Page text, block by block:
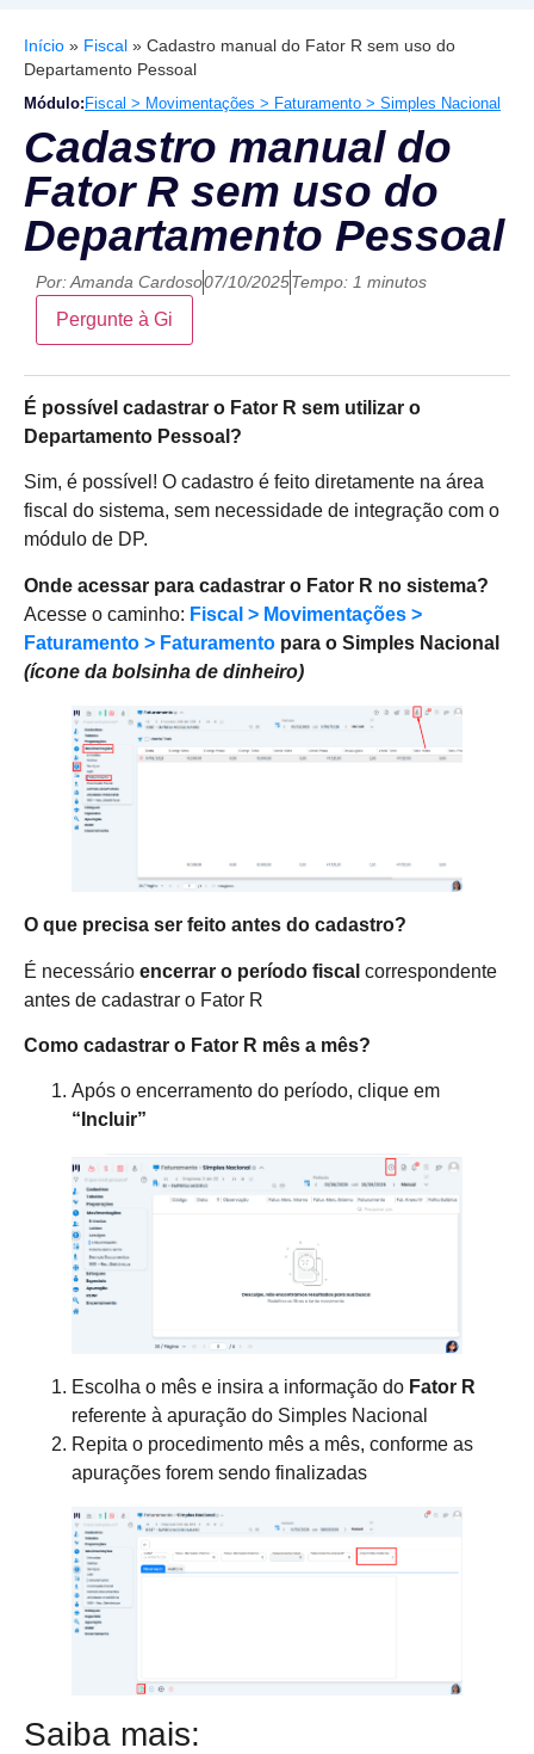
Início » Fiscal » Cadastro manual do Fator R sem uso do
Departamento Pessoal
Módulo: Fiscal > Movimentações > Faturamento > Simples Nacional
Cadastro manual do
Fator R sem uso do
Departamento Pessoal
Por:Amanda Cardoso07/10/2025Tempo: 1 minutos
Pergunte à Gi
É possível cadastrar o Fator R sem utilizar o
Departamento Pessoal?
Sim, é possível! O cadastro é feito diretamente na área
fiscal do sistema, sem necessidade de integração com o
módulo de DP.
Onde acessar para cadastrar o Fator R no sistema?
Acesse o caminho: Fiscal > Movimentações >
Faturamento > Faturamento para o Simples Nacional
(ícone da bolsinha de dinheiro)
O que precisa ser feito antes do cadastro?
É necessário encerrar o período fiscal correspondente
antes de cadastrar o Fator R
Como cadastrar o Fator R mês a mês?
Após o encerramento do período, clique em
“Incluir”
Escolha o mês e insira a informação do Fator R
referente à apuração do Simples Nacional
Repita o procedimento mês a mês, conforme as
apurações forem sendo finalizadas
Saiba mais: